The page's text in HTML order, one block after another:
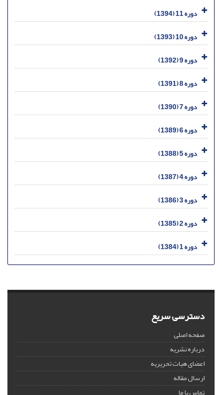
دوره 11 (1394)
دوره 10 (1393)
دوره 9 (1392)
دوره 8 (1391)
دوره 7 (1390)
دوره 6 (1389)
دوره 5 (1388)
دوره 4 (1387)
دوره 3 (1386)
دوره 2 (1385)
دوره 1 (1384)
دسترسی سریع
صفحه اصلی
درباره نشریه
اعضای هیات تحریریه
ارسال مقاله